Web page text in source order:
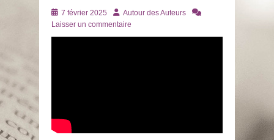
Posté
le
7 février 2025 AuteurAutour des Auteurs
Laisser un commentaire